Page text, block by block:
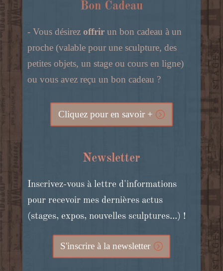
Bon Cadeau
- Vous désirez offrir un bon cadeau à un
proche (valable pour une sculpture, des
petites objets, un stage ou cours en ligne)
ou vous avez reçu un bon cadeau ?
Cliquez pour en savoir +
Newsletter
Inscrivez-vous à lettre d'informations
pour recevoir mes dernières actus
(stages, expos, nouvelles sculptures...) !
S'inscrire à la newsletter